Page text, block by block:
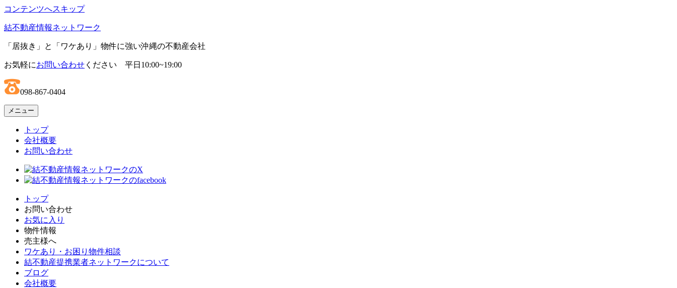
コンテンツへスキップ
結不動産情報ネットワーク
「居抜き」と「ワケあり」物件に強い沖縄の不動産会社
お気軽にお問い合わせ ください 平日10:00~19:00
098-867-0404
メニュー
トップ
会社概要
お問い合わせ
トップ
お問い合わせ
お気に入り
物件情報
売主様へ
ワケあり・お困り物件相談
結不動産提携業者ネットワークについて
ブログ
会社概要